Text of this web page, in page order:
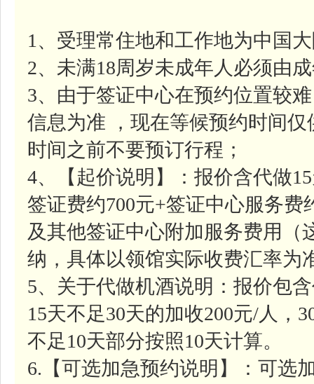
1、受理常住地和工作地为中国
2、未满18周岁未成年人必须由
3、由于签证中心在预约位置较
信息为准 ，现在等候预约时间
时间之前不要预订行程；
4、【起价说明】：报价含代做
签证费约700元+签证中心服务费
及其他签证中心附加服务费用（
纳，具体以领馆实际收费汇率为
5、关于代做机酒说明：报价包
15天不足30天的加收200元/人，
不足10天部分按照10天计算。
6.【可选加急预约说明】：可选